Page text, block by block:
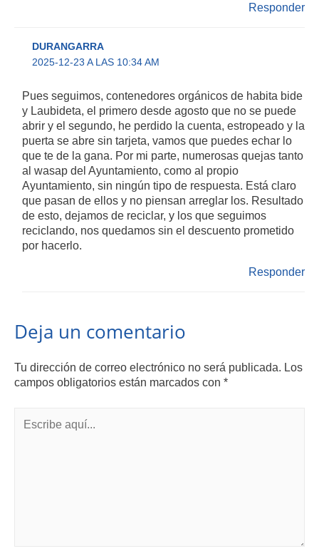
Responder
DURANGARRA
2025-12-23 A LAS 10:34 AM
Pues seguimos, contenedores orgánicos de habita bide
y Laubideta, el primero desde agosto que no se puede
abrir y el segundo, he perdido la cuenta, estropeado y la
puerta se abre sin tarjeta, vamos que puedes echar lo
que te de la gana. Por mi parte, numerosas quejas tanto
al wasap del Ayuntamiento, como al propio
Ayuntamiento, sin ningún tipo de respuesta. Está claro
que pasan de ellos y no piensan arreglar los. Resultado
de esto, dejamos de reciclar, y los que seguimos
reciclando, nos quedamos sin el descuento prometido
por hacerlo.
Responder
Deja un comentario
Tu dirección de correo electrónico no será publicada. Los
campos obligatorios están marcados con *